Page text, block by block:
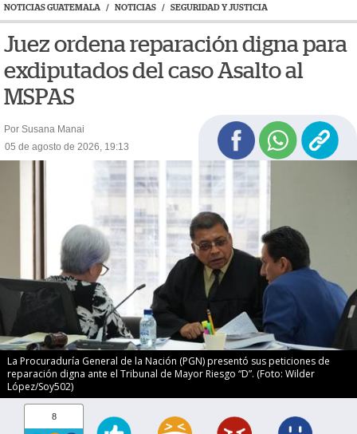
NOTICIAS GUATEMALA / NOTICIAS / SEGURIDAD Y JUSTICIA
Juez ordena reparación digna para
exdiputados del caso Asalto al
MSPAS
Por Susana Manai
05 de agosto de 2026, 19:13
La Procuraduría General de la Nación (PGN) presentó sus peticiones de
reparación digna ante el Tribunal de Mayor Riesgo “D”. (Foto: Wilder
López/Soy502)
8